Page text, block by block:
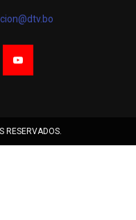
RESERVADOS.